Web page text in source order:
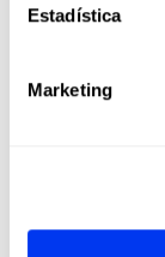
Estadística
Marketing